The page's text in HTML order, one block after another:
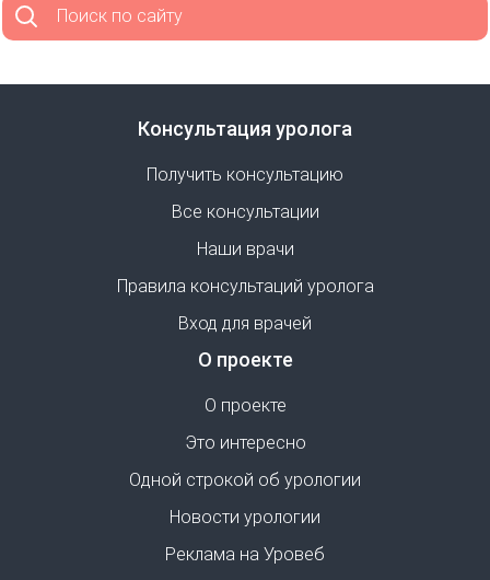
Поиск по сайту
Консультация уролога
Получить консультацию
Все консультации
Наши врачи
Правила консультаций уролога
Вход для врачей
О проекте
О проекте
Это интересно
Одной строкой об урологии
Новости урологии
Реклама на Уровеб